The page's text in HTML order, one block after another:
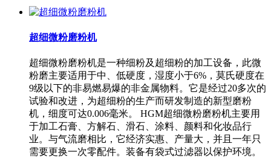
超细微粉磨粉机
超细微粉磨粉机是一种细粉及超细粉的加工设备，此微
粉磨主要适用于中、低硬度，湿度小于6%，莫氏硬度在
9级以下的非易燃易爆的非金属物料。它是经过20多次的
试验和改进，为超细粉的生产而研发制造的新型磨粉
机，细度可达0.006毫米。 HGM超细微粉磨粉机主要用
于加工石膏、方解石、滑石、涂料、颜料和化妆品行
业。与气流磨相比，它经济实惠、产量大，并且一年只
需要更换一次零配件。装备有袋式过滤器以保护环境。